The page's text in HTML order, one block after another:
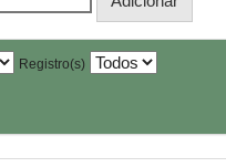
Registro(s)